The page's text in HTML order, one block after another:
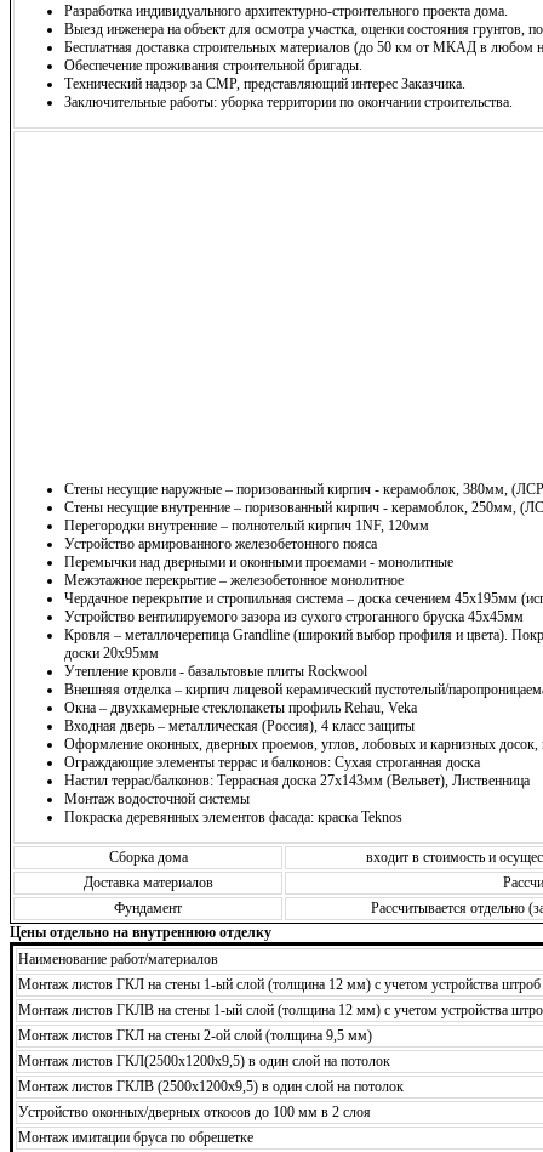
Разработка индивидуального архитектурно-строительного проекта дома.
Выезд инженера на объект для осмотра участка, оценки состояния грунтов,
Бесплатная доставка строительных материалов (до 50 км от МКАД в любом
Обеспечение проживания строительной бригады.
Технический надзор за СМР, представляющий интерес Заказчика.
Заключительные работы: уборка территории по окончании строительства.
Стены несущие наружные – поризованный кирпич - керамоблок, 380мм,
Стены несущие внутренние – поризованный кирпич - керамоблок, 250мм,
Перегородки внутренние – полнотелый кирпич 1NF, 120мм
Устройство армированного железобетонного пояса
Перемычки над дверными и оконными проемами - монолитные
Межэтажное перекрытие – железобетонное монолитное
Чердачное перекрытие и стропильная система – доска сечением 45х195мм
Устройство вентилируемого зазора из сухого строганного бруска 45х45мм
Кровля – металлочерепица Grandline (широкий выбор профиля и цвета).
доски 20х95мм
Утепление кровли - базальтовые плиты Rockwool
Внешняя отделка – кирпич лицевой керамический пустотелый/
Окна – двухкамерные стеклопакеты профиль Rehau, Veka
Входная дверь – металлическая (Россия), 4 класс защиты
Оформление оконных, дверных проемов, углов, лобовых и карнизных досок,
Ограждающие элементы террас и балконов: Сухая строганная доска
Настил террас/балконов: Террасная доска 27х143мм (Вельвет), Лиственница
Монтаж водосточной системы
Покраска деревянных элементов фасада: краска Teknos
Сборка дома
входит в стоимость и
Доставка материалов
Фундамент
Рассчитывается отдельно
Цены отдельно на внутреннюю отделку
Наименование работ/материалов
Монтаж листов ГКЛ на стены 1-ый слой (толщина 12 мм) с учетом устройства штроб
Монтаж листов ГКЛВ на стены 1-ый слой (толщина 12 мм) с учетом устройства
Монтаж листов ГКЛ на стены 2-ой слой (толщина 9,5 мм)
Монтаж листов ГКЛ(2500х1200х9,5) в один слой на потолок
Монтаж листов ГКЛВ (2500х1200х9,5) в один слой на потолок
Устройство оконных/дверных откосов до 100 мм в 2 слоя
Монтаж имитации бруса по обрешетке